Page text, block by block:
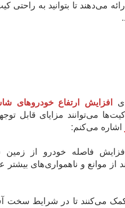
می‌دهند تا بتوانید به راحتی
افزایش ارتفاع خودروهای
می‌توانند مزایای قابل
اشاره می‌کنم:
فاصله خودرو از زمین
از موانع و ناهمواری‌های بیشتر
می‌کنند تا در شرایط سخت